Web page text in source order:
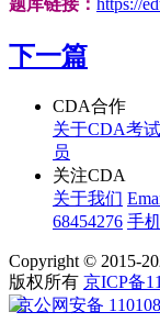
下一篇
CDA合作
关于CDA考试
员
关注CDA
关于我们
68454276 手
Copyright © 2015-
版权所有 京ICP备
京公网安备